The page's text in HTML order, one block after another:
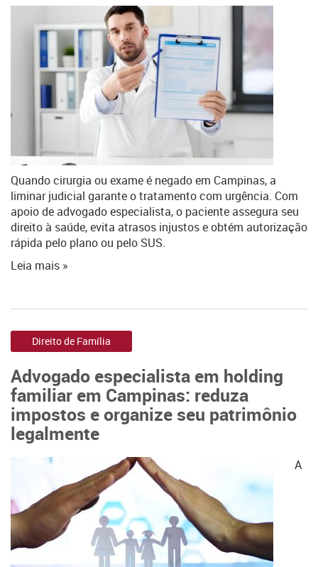
Quando cirurgia ou exame é negado em Campinas, a
liminar judicial garante o tratamento com urgência. Com
apoio de advogado especialista, o paciente assegura seu
direito à saúde, evita atrasos injustos e obtém autorização
rápida pelo plano ou pelo SUS.
Leia mais »
Direito de Família
Advogado especialista em holding
familiar em Campinas: reduza
impostos e organize seu patrimônio
legalmente
A